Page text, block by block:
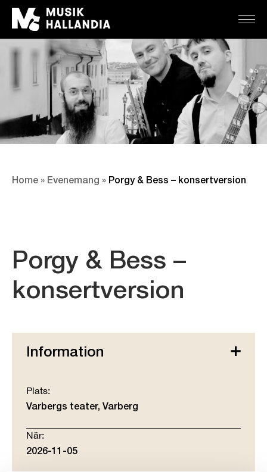
Home » Evenemang » Porgy & Bess – konsertversion
Porgy & Bess –
konsertversion
Information
Plats:
Varbergs teater, Varberg
När:
2026-11-05